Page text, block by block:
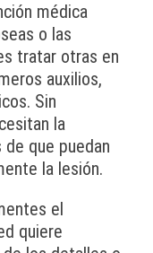
médica
o las
tratar otras en
auxilios,
Sin
la
que puedan
la lesión.
el
quiere